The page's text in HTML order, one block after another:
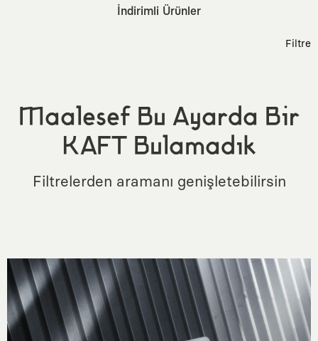
İndirimli Ürünler
Filtre
Maalesef Bu Ayarda Bir
KAFT Bulamadık
Filtrelerden aramanı genişletebilirsin